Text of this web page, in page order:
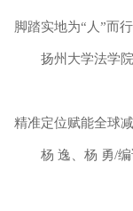
脚踏实地为“人”而
扬州大学法学
精准定位赋能全球
杨 逸、杨 勇/编